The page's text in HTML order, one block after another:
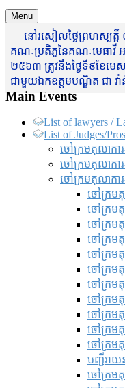
Menu
នៅរសៀលថ្ងៃព្រហស្បត្តិ៍ ០
គណៈប្រតិភូនៃគណៈមេធាវី អ
២៥៦៣ ត្រូវនឹងថ្ងៃទី៩ខែមេ
ជាមួយឯកឧត្តមបណ្ឌិត ជា
Main Events
List of lawyers /
List of Judges/
ចៅក្រមតុលាកា
ចៅក្រមតុលាកា
ចៅក្រមតុលាកា
ចៅក្រមតុ
ចៅក្រមតុ
ចៅក្រមតុ
ចៅក្រមតុ
ចៅក្រម
ចៅក្រមតុ
ចៅក្រមតុ
ចៅក្រមតុ
ចៅក្រមតុ
ចៅក្រមតុ
ចៅក្រមតុ
បញ្ជីរាយ
ចៅក្រមតុ